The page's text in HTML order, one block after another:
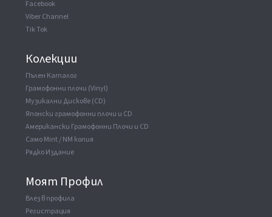
ВАУЧЕР
Manufactured By
Victor Musical Industries, Inc.
Phonographic Copyright (p)
Recorded At
Facebook
Viber Channel
Tik Tok
Колекции
Пълен Каталог
Грамофонни плочи (Vinyl)
Музикални Дискове (CD)
Японски грамофонни плочи и CD
Американски Грамофонни Плочи и CD
Само Mint / NM копия
Рядко Издание
Моят Профил
Влез в профила
Регистрация